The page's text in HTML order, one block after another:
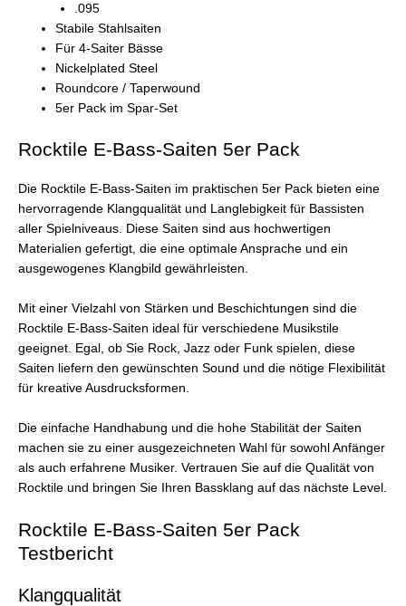
.095
Stabile Stahlsaiten
Für 4-Saiter Bässe
Nickelplated Steel
Roundcore / Taperwound
5er Pack im Spar-Set
Rocktile E-Bass-Saiten 5er Pack
Die Rocktile E-Bass-Saiten im praktischen 5er Pack bieten eine
hervorragende Klangqualität und Langlebigkeit für Bassisten
aller Spielniveaus. Diese Saiten sind aus hochwertigen
Materialien gefertigt, die eine optimale Ansprache und ein
ausgewogenes Klangbild gewährleisten.
Mit einer Vielzahl von Stärken und Beschichtungen sind die
Rocktile E-Bass-Saiten ideal für verschiedene Musikstile
geeignet. Egal, ob Sie Rock, Jazz oder Funk spielen, diese
Saiten liefern den gewünschten Sound und die nötige Flexibilität
für kreative Ausdrucksformen.
Die einfache Handhabung und die hohe Stabilität der Saiten
machen sie zu einer ausgezeichneten Wahl für sowohl Anfänger
als auch erfahrene Musiker. Vertrauen Sie auf die Qualität von
Rocktile und bringen Sie Ihren Bassklang auf das nächste Level.
Rocktile E-Bass-Saiten 5er Pack
Testbericht
Klangqualität